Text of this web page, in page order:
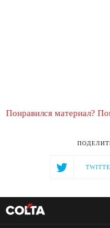
Понравился материал?